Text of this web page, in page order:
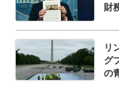
財
リ
グ
の